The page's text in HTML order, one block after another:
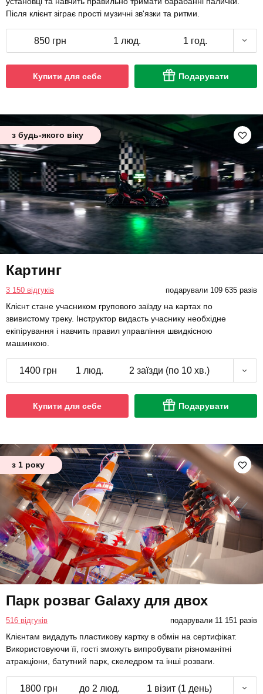
Після клієнт зіграє прості музичні зв'язки та ритми.
850 грн 1 люд. 1 год.
Купити для себе Подарувати
з будь-якого віку
Картинг
3 150 відгуків подарували 109 635 разів
Клієнт стане учасником групового заїзду на картах по
звивистому треку. Інструктор видасть учаснику необхідне
екіпірування і навчить правил управління швидкісною
машинкою.
1400 грн 1 люд. 2 заїзди (по 10 хв.)
Купити для себе Подарувати
з 1 року
Парк розваг Galaxy для двох
516 відгуків подарували 11 151 разів
Клієнтам видадуть пластикову картку в обмін на сертифікат.
Використовуючи її, гості зможуть випробувати різноманітні
атракціони, батутний парк, скеледром та інші розваги.
1800 грн до 2 люд. 1 візит (1 день)